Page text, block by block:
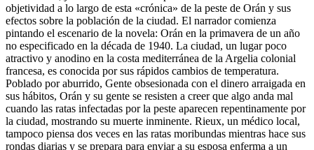
objetividad a lo largo de esta «crónica» de la peste de Orán y sus
efectos sobre la población de la ciudad. El narrador comienza
pintando el escenario de la novela: Orán en la primavera de un año
no especificado en la década de 1940. La ciudad, un lugar poco
atractivo y anodino en la costa mediterránea de la Argelia colonial
francesa, es conocida por sus rápidos cambios de temperatura.
Poblado por aburrido, Gente obsesionada con el dinero arraigada en
sus hábitos, Orán y su gente se resisten a creer que algo anda mal
cuando las ratas infectadas por la peste aparecen repentinamente por
la ciudad, mostrando su muerte inminente. Rieux, un médico local,
tampoco piensa dos veces en las ratas moribundas mientras hace sus
rondas diarias y se prepara para enviar a su esposa enferma a un